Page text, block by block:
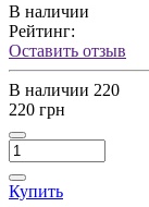
В наличии
Рейтинг:
Оставить отзыв
В наличии 220
220 грн
Купить